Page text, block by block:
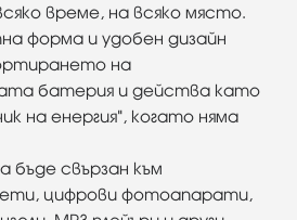
време, на всяко място.
форма и удобен дизайн
на
батерия и действа като
на енергия", когато няма
бъде свързан към
цифрови фотоапарати,